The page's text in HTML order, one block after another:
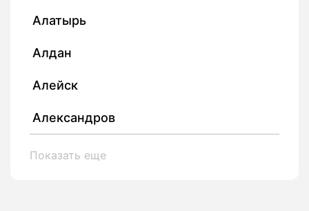
Алатырь
Алдан
Алейск
Александров
Показать еще